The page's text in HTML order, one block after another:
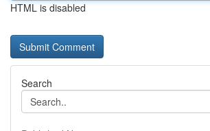
HTML is disabled
Search